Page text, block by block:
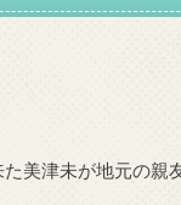
美津未が地元の親